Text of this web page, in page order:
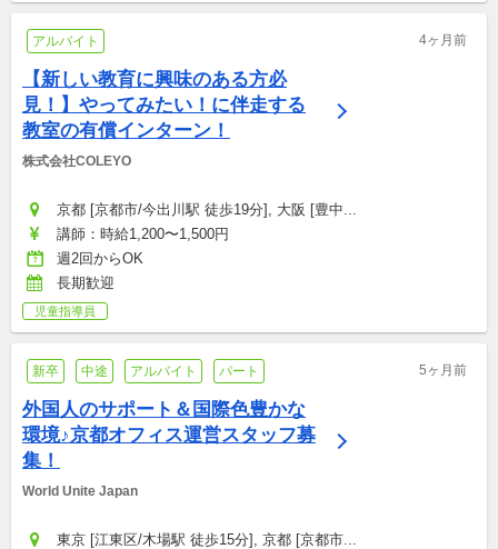
アルバイト 4ヶ月前
【新しい教育に興味のある方必
見！】やってみたい！に伴走する
教室の有償インターン！
株式会社COLEYO
京都 [京都市/今出川駅 徒歩19分], 大阪 [豊中...
講師：時給1,200〜1,500円
週2回からOK
長期歓迎
児童指導員
新卒 中途 アルバイト パート 5ヶ月前
外国人のサポート＆国際色豊かな
環境♪京都オフィス運営スタッフ募
集！
World Unite Japan
東京 [江東区/木場駅 徒歩15分], 京都 [京都市...